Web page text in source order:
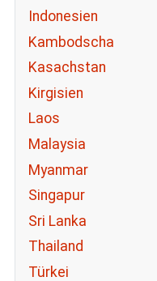
Indonesien
Kambodscha
Kasachstan
Kirgisien
Laos
Malaysia
Myanmar
Singapur
Sri Lanka
Thailand
Türkei